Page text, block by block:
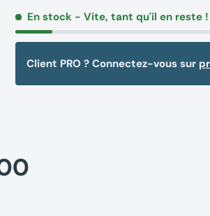
En stock - Vite, tant qu'il en reste !
Client PRO ? Connectez-vous sur